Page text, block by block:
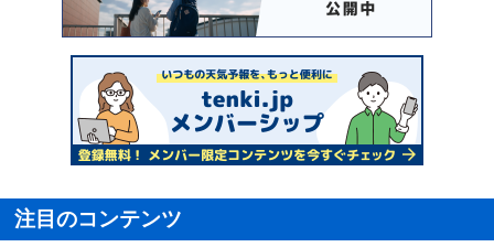
注目のコンテンツ